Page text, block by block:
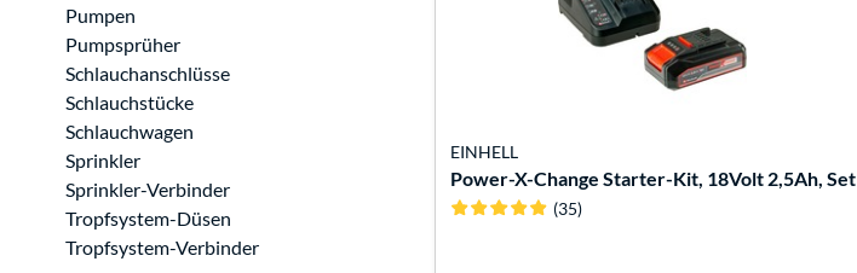
Pumpen
Pumpsprüher
Schlauchanschlüsse
Schlauchstücke
Schlauchwagen
Sprinkler
Sprinkler-Verbinder
Tropfsystem-Düsen
Tropfsystem-Verbinder
EINHELL
Power-X-Change Starter-Kit, 18Volt 2,5Ah, Set
(35)